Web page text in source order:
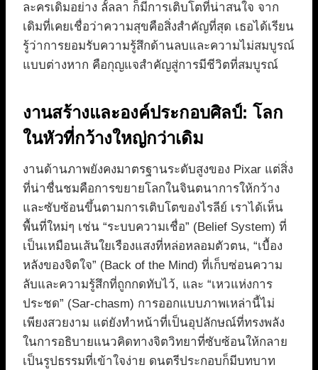
ละครเดิมอย่าง ลั้ลลา ก็มีการเติบโตที่น่าสนใจ จาก
เดิมที่เคยเชื่อว่าความสุขคือสิ่งสำคัญที่สุด เธอได้เรียน
รู้ว่าการยอมรับความรู้สึกด้านลบและความไม่สมบูรณ์
แบบต่างหาก คือกุญแจสำคัญสู่การมีชีวิตที่สมบูรณ์
งานสร้างและองค์ประกอบศิลป์: โลก
ในหัวที่กว้างใหญ่กว่าเดิม
งานด้านภาพยังคงมาตรฐานระดับสูงของ Pixar แต่สิ่ง
ที่น่าชื่นชมคือการขยายโลกในจินตนาการให้กว้าง
และซับซ้อนขึ้นตามการเติบโตของไรลีย์ เราได้เห็น
พื้นที่ใหม่ๆ เช่น “ระบบความเชื่อ” (Belief System) ที่
เป็นเหมือนเส้นใยเรืองแสงที่หล่อหลอมตัวตน, “เบื้อง
หลังของจิตใจ” (Back of the Mind) ที่เก็บซ่อนความ
ลับและความรู้สึกที่ถูกกดทับไว้, และ “เหวแห่งการ
ประชด” (Sar-chasm) การออกแบบภาพเหล่านี้ไม่
เพียงสวยงาม แต่ยังทำหน้าที่เป็นอุปลักษณ์ที่ทรงพลัง
ในการอธิบายแนวคิดทางจิตวิทยาที่ซับซ้อนให้กลาย
เป็นรูปธรรมที่เข้าใจง่าย ดนตรีประกอบก็มีบทบาท